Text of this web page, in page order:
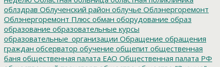
облздрав Облученский район облучье Облэнергоремонт
Облэнергоремонт Плюс обман оборудование образ
образование образовательные курсы
образовательные_организации Обращение обращения
граждан обсерватор обучение общепит общественная
баня общественная палата ЕАО Общественная палата РФ